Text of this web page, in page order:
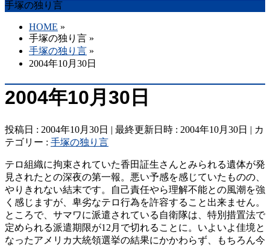
手塚の独り言
HOME »
手塚の独り言 »
手塚の独り言 »
2004年10月30日
2004年10月30日
投稿日 : 2004年10月30日 最終更新日時 : 2004年10月30日
カ
テゴリー : 手塚の独り言
テロ組織に拘束されていた香田証生さんとみられる遺体が発
見されたとの深夜の第一報。悪い予感を感じていたものの、
やりきれない結末です。自己責任やら理解不能との風潮を強
く感じますが、卑劣なテロ行為を許容すること出来ません。
ところで、サマワに派遣されている自衛隊は、特別措置法で
定められる派遣期限が12月で切れることに。いよいよ佳境と
なったアメリカ大統領選挙の結果にかかわらず、もちろん今